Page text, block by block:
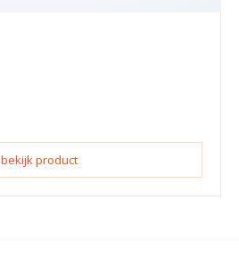
bekijk product